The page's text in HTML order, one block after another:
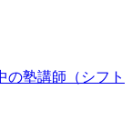
の塾講師（シフト